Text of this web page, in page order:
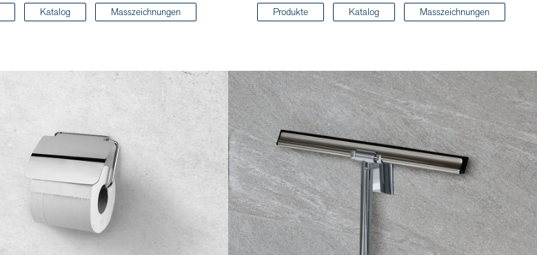
Katalog Masszeichnungen Produkte Katalog Masszeichnungen